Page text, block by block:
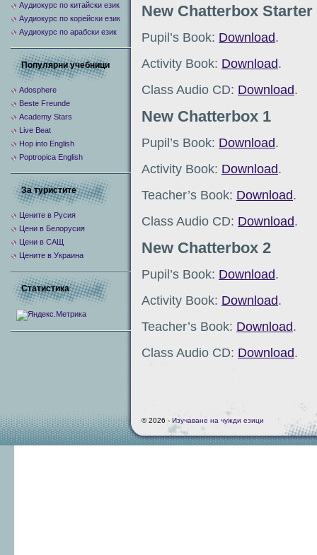
New Chatterbox Starter
Pupil’s Book: Download.
Activity Book: Download.
Class Audio CD: Download.
New Chatterbox 1
Pupil’s Book: Download.
Activity Book: Download.
Teacher’s Book: Download.
Class Audio CD: Download.
New Chatterbox 2
Pupil’s Book: Download.
Activity Book: Download.
Teacher’s Book: Download.
Class Audio CD: Download.
Аудиокурс по китайски език
Аудиокурс по корейски език
Аудиокурс по арабски език
Популярни учебници
Adosphere
Beste Freunde
Academy Stars
Live Beat
Hop into English
Poptropica English
За туристите
Цените в Русия
Цени в Белорусия
Цени в САЩ
Цените в Украина
Статистика
© 2026 - Изучаване на чужди езици